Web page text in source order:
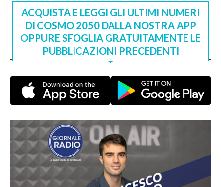
ACQUISTA E LEGGI GLI ULTIMI NUMERI
DI COSMO 2050 DALLA NOSTRA APP
OPPURE SFOGLIA GRATUITAMENTE LE
PUBBLICAZIONI PRECEDENTI